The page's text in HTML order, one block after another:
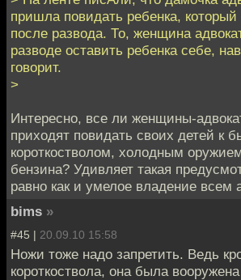
пришла повидать ребенка,
после развода. То, женщина
разводе оставить ребенка себе,
говорит.
>
Интересно, все ли женщины-
приходят повидать своих детей к
короткостволом, холодным
бензина? Удивляет такая
равно как и умелое владение всем
bims »
#45 | 20.09.10 15:58
Ножи тоже надо запретить. Ведь
короткоствола, она была